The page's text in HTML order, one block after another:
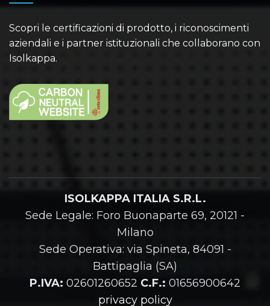
Scopri le certificazioni di prodotto, i riconoscimenti
aziendali e i partner istituzionali che collaborano con
Isolkappa.
ISOLKAPPA ITALIA S.R.L.
Sede Legale: Foro Buonaparte 69, 20121 -
Milano
Sede Operativa: via Spineta, 84091 -
Battipaglia (SA)
P.IVA: 02601260652 C.F.: 01656900642
privacy policy